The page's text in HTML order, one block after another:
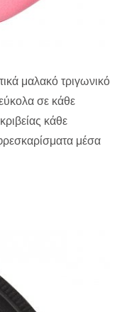
μαλακό τριγωνικό
σε κάθε
κάθε
μέσα